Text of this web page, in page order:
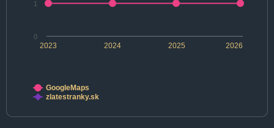
2024 2026
2023 2025
0
1
GoogleMaps
zlatestranky.sk